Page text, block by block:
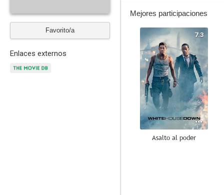
Favorito/a
Enlaces externos
Mejores participaciones
7.3
Asalto al poder